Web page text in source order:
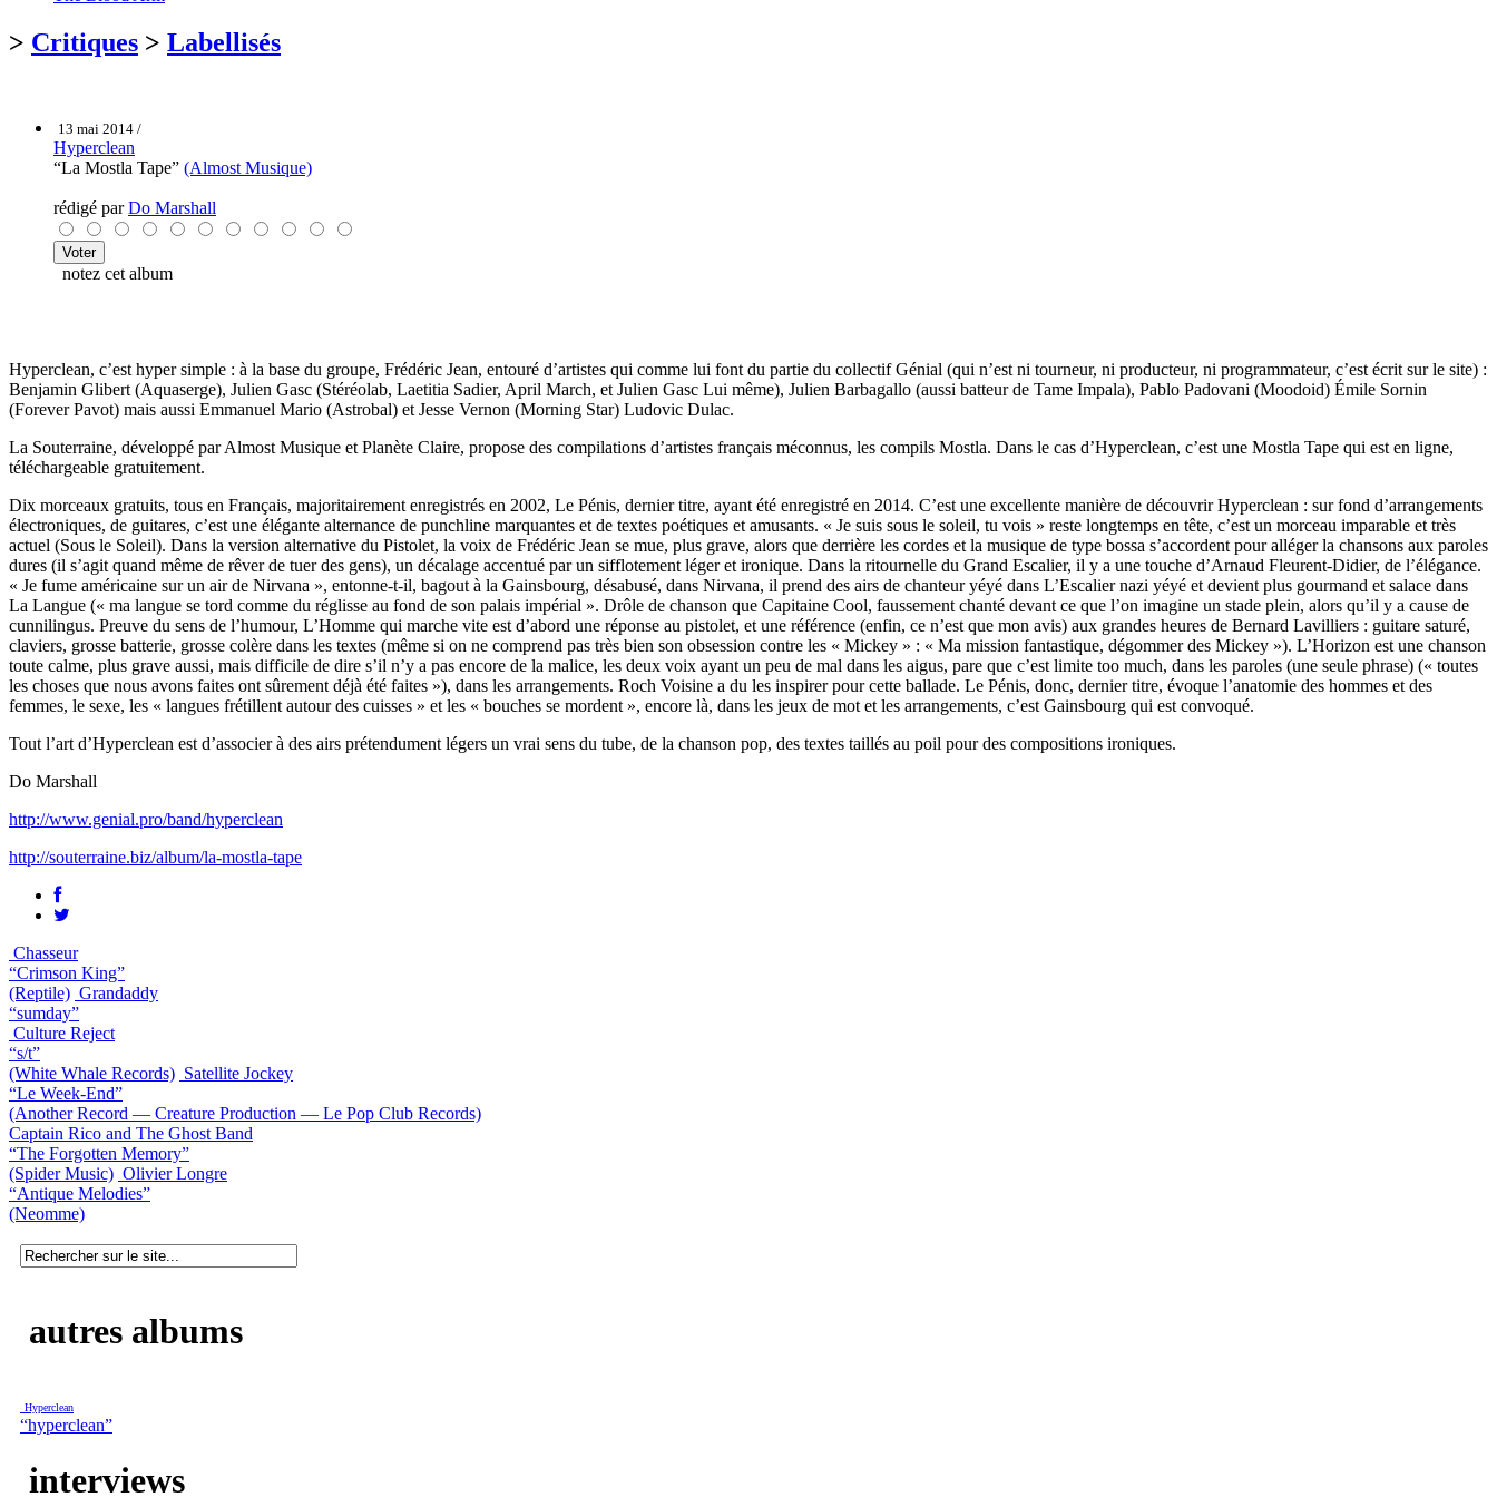
> Critiques > Labellisés
13 mai 2014 /
Hyperclean
“La Mostla Tape” (Almost Musique)
rédigé parDo Marshall
notez cet album
Hyperclean, c’est hyper simple : à la base du groupe, Frédéric Jean, entouré d’artistes qui comme lui font du partie du collectif Génial (qui n’est ni tourneur, ni producteur, ni programmateur, c’est écrit sur le site) :
Benjamin Glibert (Aquaserge), Julien Gasc (Stéréolab, Laetitia Sadier, April March, et Julien Gasc Lui même), Julien Barbagallo (aussi batteur de Tame Impala), Pablo Padovani (Moodoid) Émile Sornin
(Forever Pavot) mais aussi Emmanuel Mario (Astrobal) et Jesse Vernon (Morning Star) Ludovic Dulac.
La Souterraine, développé par Almost Musique et Planète Claire, propose des compilations d’artistes français méconnus, les compils Mostla. Dans le cas d’Hyperclean, c’est une Mostla Tape qui est en ligne,
téléchargeable gratuitement.
Dix morceaux gratuits, tous en Français, majoritairement enregistrés en 2002, Le Pénis, dernier titre, ayant été enregistré en 2014. C’est une excellente manière de découvrir Hyperclean : sur fond d’arrangements
électroniques, de guitares, c’est une élégante alternance de punchline marquantes et de textes poétiques et amusants. « Je suis sous le soleil, tu vois » reste longtemps en tête, c’est un morceau imparable et très
actuel (Sous le Soleil). Dans la version alternative du Pistolet, la voix de Frédéric Jean se mue, plus grave, alors que derrière les cordes et la musique de type bossa s’accordent pour alléger la chansons aux paroles
dures (il s’agit quand même de rêver de tuer des gens), un décalage accentué par un sifflotement léger et ironique. Dans la ritournelle du Grand Escalier, il y a une touche d’Arnaud Fleurent-Didier, de l’élégance.
« Je fume américaine sur un air de Nirvana », entonne-t-il, bagout à la Gainsbourg, désabusé, dans Nirvana, il prend des airs de chanteur yéyé dans L’Escalier nazi yéyé et devient plus gourmand et salace dans
La Langue (« ma langue se tord comme du réglisse au fond de son palais impérial ». Drôle de chanson que Capitaine Cool, faussement chanté devant ce que l’on imagine un stade plein, alors qu’il y a cause de
cunnilingus. Preuve du sens de l’humour, L’Homme qui marche vite est d’abord une réponse au pistolet, et une référence (enfin, ce n’est que mon avis) aux grandes heures de Bernard Lavilliers : guitare saturé,
claviers, grosse batterie, grosse colère dans les textes (même si on ne comprend pas très bien son obsession contre les « Mickey » : « Ma mission fantastique, dégommer des Mickey »). L’Horizon est une chanson
toute calme, plus grave aussi, mais difficile de dire s’il n’y a pas encore de la malice, les deux voix ayant un peu de mal dans les aigus, pare que c’est limite too much, dans les paroles (une seule phrase) (« toutes
les choses que nous avons faites ont sûrement déjà été faites »), dans les arrangements. Roch Voisine a du les inspirer pour cette ballade. Le Pénis, donc, dernier titre, évoque l’anatomie des hommes et des
femmes, le sexe, les « langues frétillent autour des cuisses » et les « bouches se mordent », encore là, dans les jeux de mot et les arrangements, c’est Gainsbourg qui est convoqué.
Tout l’art d’Hyperclean est d’associer à des airs prétendument légers un vrai sens du tube, de la chanson pop, des textes taillés au poil pour des compositions ironiques.
Do Marshall
http://www.genial.pro/band/hyperclean
http://souterraine.biz/album/la-mostla-tape
Chasseur
“Crimson King”
(Reptile) Grandaddy
“sumday”
Culture Reject
“s/t”
(White Whale Records) Satellite Jockey
“Le Week-End”
(Another Record — Creature Production — Le Pop Club Records)
Captain Rico and The Ghost Band
“The Forgotten Memory”
(Spider Music) Olivier Longre
“Antique Melodies”
(Neomme)
autres albums
Hyperclean
“hyperclean”
interviews